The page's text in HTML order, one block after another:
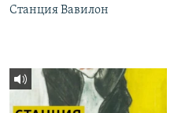
Станция Вавилон